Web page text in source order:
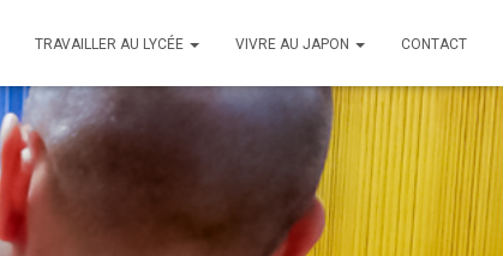
TRAVAILLER AU LYCÉE VIVRE AU JAPON CONTACT